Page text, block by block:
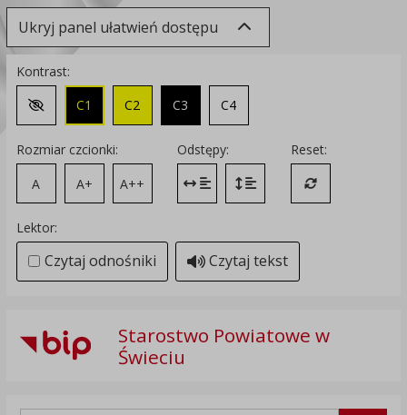
Ukryj panel ułatwień dostępu
Kontrast:
Zmień kontrast na domyślny
C1 C2 C3 C4
Rozmiar czcionki:
A
A+ A++
Odstępy:
Zmień odstęp między literami
Zmień interlinię i margines
Reset:
Przywróć
Lektor:
Czytaj odnośniki Czytaj tekst
Starostwo Powiatowe w
Świeciu